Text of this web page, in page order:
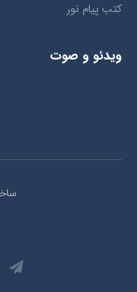
کتب پیام نور
ویدئو و صوت